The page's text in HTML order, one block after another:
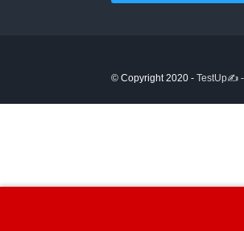
© Copyright 2020 - TestUp✍️ -